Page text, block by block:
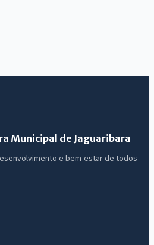
Municipal de Jaguaribara
e bem-estar de todos